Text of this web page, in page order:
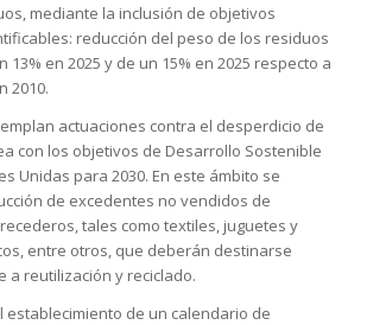
mediante la inclusión de objetivos
reducción del peso de los residuos
13% en 2025 y de un 15% en 2025 respecto a
2010.
actuaciones contra el desperdicio de
con los objetivos de Desarrollo Sostenible
Unidas para 2030. En este ámbito se
de excedentes no vendidos de
tales como textiles, juguetes y
entre otros, que deberán destinarse
a reutilización y reciclado.
establecimiento de un calendario de